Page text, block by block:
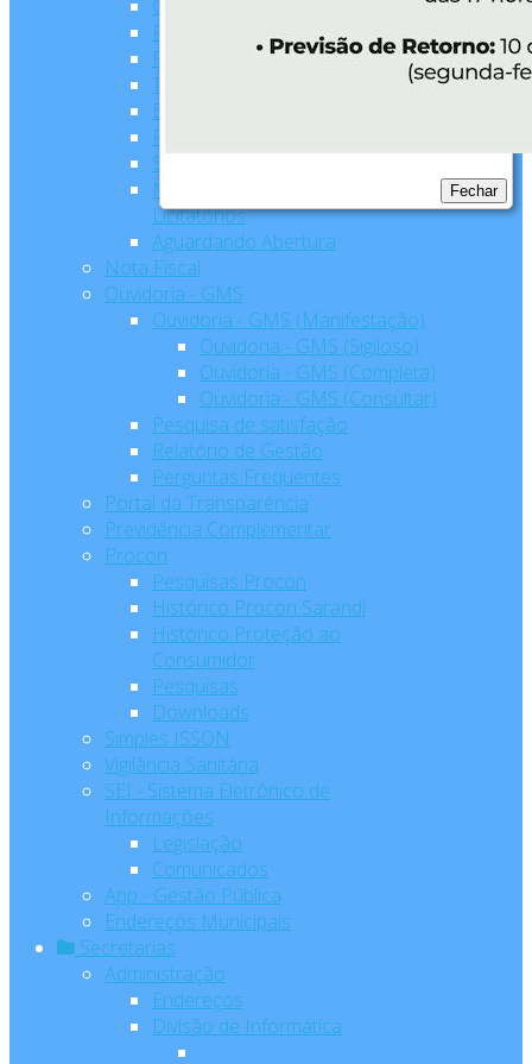
Concorrência
Pregão Presencial
Pregão Eletrônico
Tomada de Preço
Editais/Licitações
Registro Cadastral
Sala de Licitação
Modelos para Processos
Licitatórios
Aguardando Abertura
Nota Fiscal
Ouvidoria - GMS
Ouvidoria - GMS (Manifestação)
Ouvidoria - GMS (Sigiloso)
Ouvidoria - GMS (Completa)
Ouvidoria - GMS (Consultar)
Pesquisa de satisfação
Relatório de Gestão
Perguntas Frequentes
Portal da Transparência
Previdência Complementar
Procon
Pesquisas Procon
Histórico Procon Sarandi
Histórico Proteção ao
Consumidor
Pesquisas
Downloads
Simples ISSQN
Vigilância Sanitária
SEI - Sistema Eletrônico de
Informações
Legislação
Comunicados
App - Gestão Pública
Endereços Municipais
Secretarias
Administração
Endereços
Divisão de Informática
Fechar